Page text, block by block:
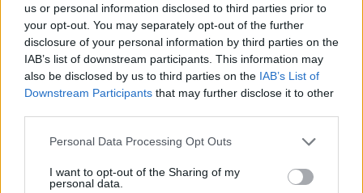
us or personal information disclosed to third parties prior to
your opt-out. You may separately opt-out of the further
disclosure of your personal information by third parties on the
IAB’s list of downstream participants. This information may
also be disclosed by us to third parties on the IAB’s List of
Downstream Participants that may further disclose it to other
Please note that this website/app uses one or more Google
not limited to your visit or usage behaviour. You may click to
grant or deny consent to Google and its third-party tags to
Personal Data Processing Opt Outs
I want to opt-out of the Sharing of my
personal data.
βρίσκεται σε τροχιά γύρω από το Δία από τον Ιούλιο του
2016, θα συνεχίσει να μελετά τον γιγάντιο πλανήτη και
την ταραχώδη ατμόσφαιρα του έως το 2025 και θα
περάσει κοντά και από άλλα μεγάλα φεγγάρια του, όπως
την Ευρώπη το 2022 και την Ιώ το 2023. Ο Δίας έχει 79
μεγάλα φεγγάρια του Δία.
Του χρόνου ο Ευρωπαϊκός Οργανισμός Διαστήματος